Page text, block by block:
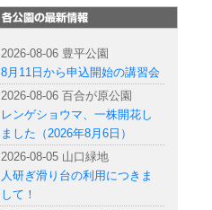
2026-08-06 豊平公園
8月11日から申込開始の講習会
2026-08-06 百合が原公園
レンゲショウマ、一株開花し
ました（2026年8月6日）
2026-08-05 山口緑地
人研ぎ滑り台の利用につきま
して！